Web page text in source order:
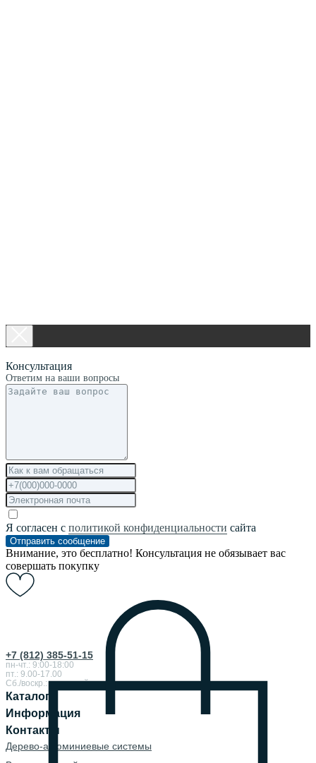
+7 (812) 385-51-15
пн-чт.: 9:00-18:00
пт.: 9.00-17.00
Сб./воскр.: выходной
Каталог
Информация
Контакты
Дерево-алюминиевые системы
Консультация
Ответим на ваши вопросы
Я согласен с политикой конфиденциальности сайта
Отправить сообщение
Внимание, это бесплатно! Консультация не обязывает вас
совершать покупку